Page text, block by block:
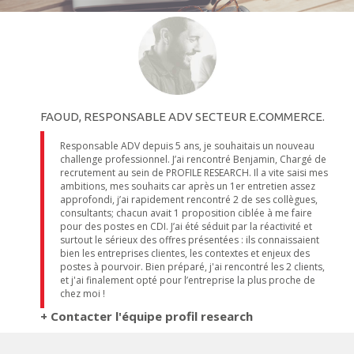
FAOUD, RESPONSABLE ADV SECTEUR E.COMMERCE.
Responsable ADV depuis 5 ans, je souhaitais un nouveau
challenge professionnel. J’ai rencontré Benjamin, Chargé de
recrutement au sein de PROFILE RESEARCH. Il a vite saisi mes
ambitions, mes souhaits car après un 1er entretien assez
approfondi, j’ai rapidement rencontré 2 de ses collègues,
consultants; chacun avait 1 proposition ciblée à me faire
pour des postes en CDI. J’ai été séduit par la réactivité et
surtout le sérieux des offres présentées : ils connaissaient
bien les entreprises clientes, les contextes et enjeux des
postes à pourvoir. Bien préparé, j'ai rencontré les 2 clients,
et j'ai finalement opté pour l’entreprise la plus proche de
chez moi !
+ Contacter l'équipe profil research